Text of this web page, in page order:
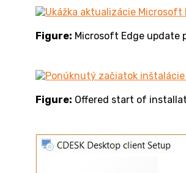
Figure: Microsoft Edge update
Figure: Offered start of